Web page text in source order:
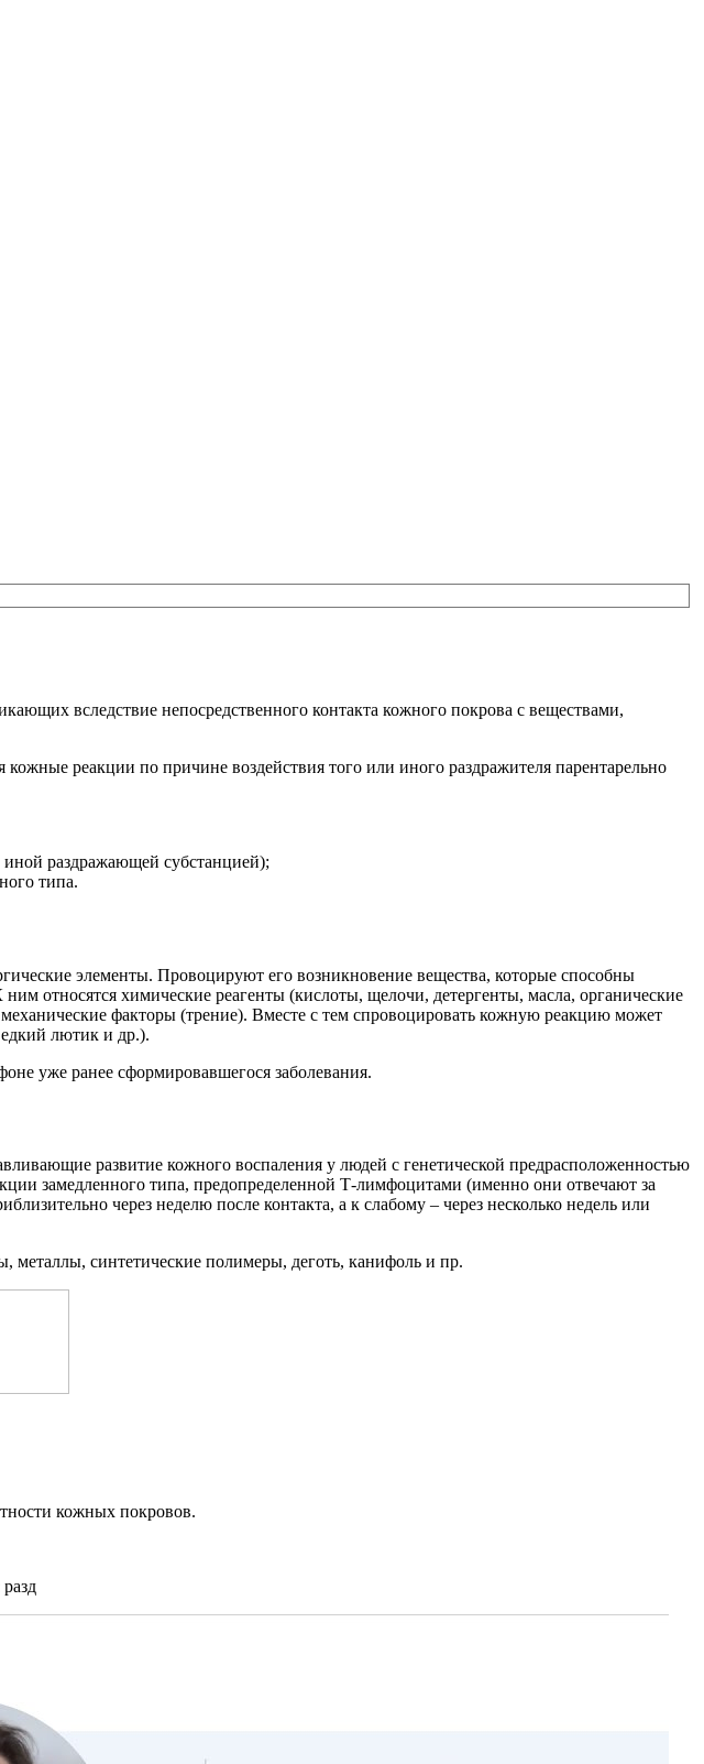
вследствие непосредственного контакта кожного покрова с веществами,
реакции по причине воздействия того или иного раздражителя парентарельно
раздражающей субстанцией);
типа.
элементы. Провоцируют его возникновение вещества, которые способны
относятся химические реагенты (кислоты, щелочи, детергенты, масла, органические
факторы (трение). Вместе с тем спровоцировать кожную реакцию может
едкий лютик и др.).
уже ранее сформировавшегося заболевания.
развитие кожного воспаления у людей с генетической предрасположенностью
замедленного типа, предопределенной Т-лимфоцитами (именно они отвечают за
через неделю после контакта, а к слабому – через несколько недель или
металлы, синтетические полимеры, деготь, канифоль и пр.
кожных покровов.